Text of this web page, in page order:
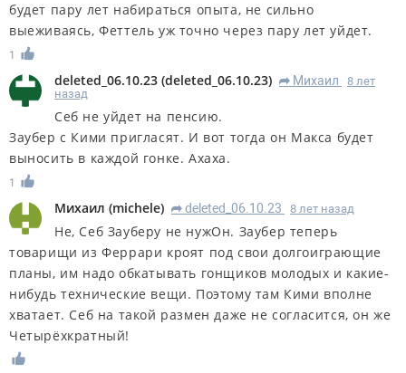
будет пару лет набираться опыта, не сильно
выеживаясь, Феттель уж точно через пару лет уйдет.
1
deleted_06.10.23 (deleted_06.10.23) R Михаил
8 лет
назад
Себ не уйдет на пенсию.
Заубер с Кими пригласят. И вот тогда он Макса будет
выносить в каждой гонке. Ахаха.
1
Михаил (michele) R deleted_06.10.23 8 лет назад
Не, Себ Зауберу не нужОн. Заубер теперь
товарищи из Феррари кроят под свои долгоиграющие
планы, им надо обкатывать гонщиков молодых и какие-
нибудь технические вещи. Поэтому там Кими вполне
хватает. Себ на такой размен даже не согласится, он же
Четырёхкратный!